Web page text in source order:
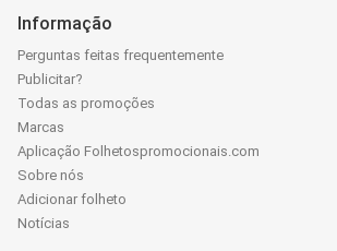
Informação
Perguntas feitas frequentemente
Publicitar?
Todas as promoções
Marcas
Aplicação Folhetospromocionais.com
Sobre nós
Adicionar folheto
Notícias